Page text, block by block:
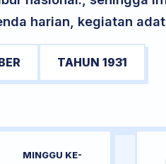
harian, kegiatan
TAHUN 1931
MINGGU KE-